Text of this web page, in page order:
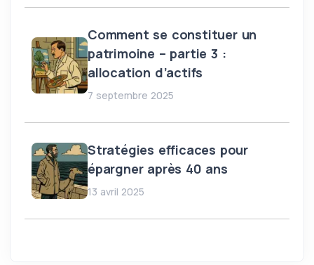
Comment se constituer un
patrimoine – partie 3 :
allocation d’actifs
7 septembre 2025
Stratégies efficaces pour
épargner après 40 ans
13 avril 2025